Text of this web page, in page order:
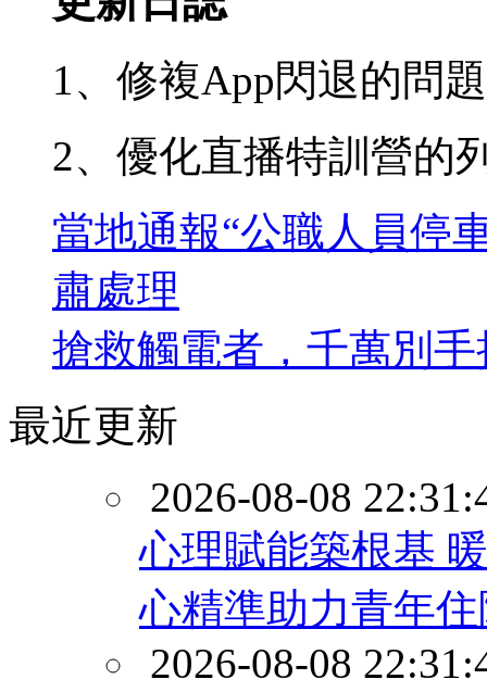
1、修複App閃退的問
2、優化直播特訓營的
當地通報“公職人員停
肅處理
搶救觸電者，千萬別
最近更新
2026-08-08
心理賦能築根基
心精準助力青年
2026-08-08